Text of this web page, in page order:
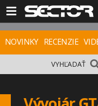
NOVINKY RECENZIE
VYHĽADAŤ